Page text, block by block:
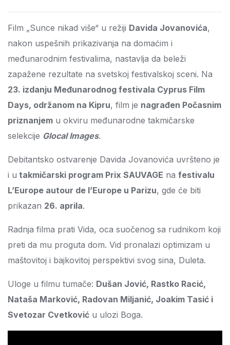
Film „Sunce nikad više“ u režiji Davida Jovanovića,
nakon uspešnih prikazivanja na domaćim i
međunarodnim festivalima, nastavlja da beleži
zapažene rezultate na svetskoj festivalskoj sceni. Na
23. izdanju Međunarodnog festivala Cyprus Film
Days, održanom na Kipru, film je nagrađen Počasnim
priznanjem u okviru međunarodne takmičarske
selekcije Glocal Images.
Debitantsko ostvarenje Davida Jovanovića uvršteno je
i u takmičarski program Prix SAUVAGE na festivalu
L’Europe autour de l’Europe u Parizu, gde će biti
prikazan 26. aprila.
Radnja filma prati Vida, oca suočenog sa rudnikom koji
preti da mu proguta dom. Vid pronalazi optimizam u
maštovitoj i bajkovitoj perspektivi svog sina, Duleta.
Uloge u filmu tumače: Dušan Jović, Rastko Racić,
Nataša Marković, Radovan Miljanić, Joakim Tasić i
Svetozar Cvetković u ulozi Boga.